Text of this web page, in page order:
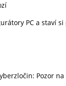
PC a staví
Pozor